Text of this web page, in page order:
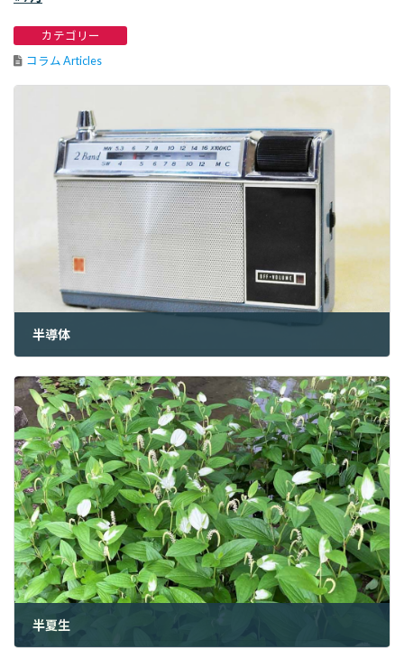
カテゴリー
コラム Articles
半導体
半夏生